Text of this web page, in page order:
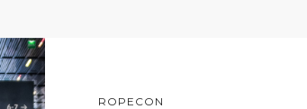
ROPECON